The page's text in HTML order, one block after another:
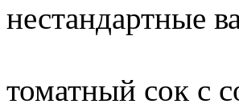
нестандартные
томатный сок с